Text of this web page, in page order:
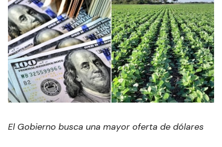
El Gobierno busca una mayor oferta de dólares